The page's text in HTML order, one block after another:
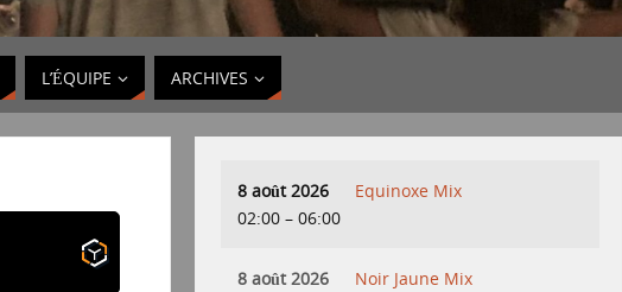
L’ÉQUIPE ARCHIVES
8 août 2026
02:00 – 06:00
Equinoxe Mix
8 août 2026
Noir Jaune Mix